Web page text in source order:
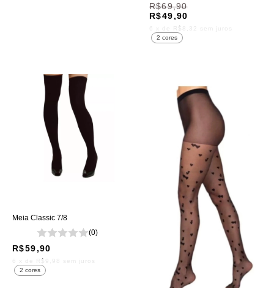
2 cores
R$69,90
R$49,90
x de R$8,32
2 cores
Meia Classic 7/8
(0)
R$59,90
x de R$9,98